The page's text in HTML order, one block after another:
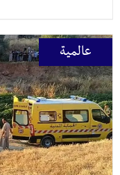
عالمية